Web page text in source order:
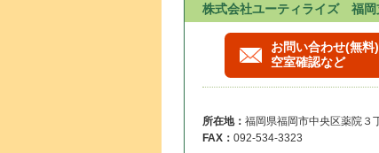
株式会社ユーティライズ 福岡
お問い合わせ(無料)
空室確認など
所在地： 福岡県福岡市中央区薬院３
FAX： 092-534-3323